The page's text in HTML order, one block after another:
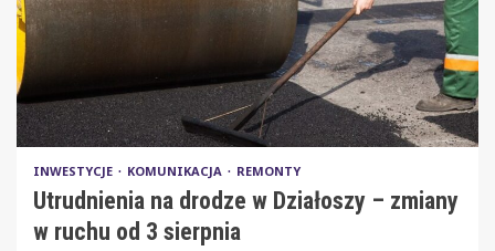
INWESTYCJE KOMUNIKACJA REMONTY
Utrudnienia na drodze w Działoszy – zmiany
w ruchu od 3 sierpnia